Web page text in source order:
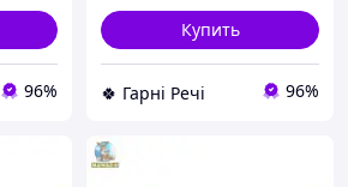
96%
Купить
🍀 Гарні Речі 96%